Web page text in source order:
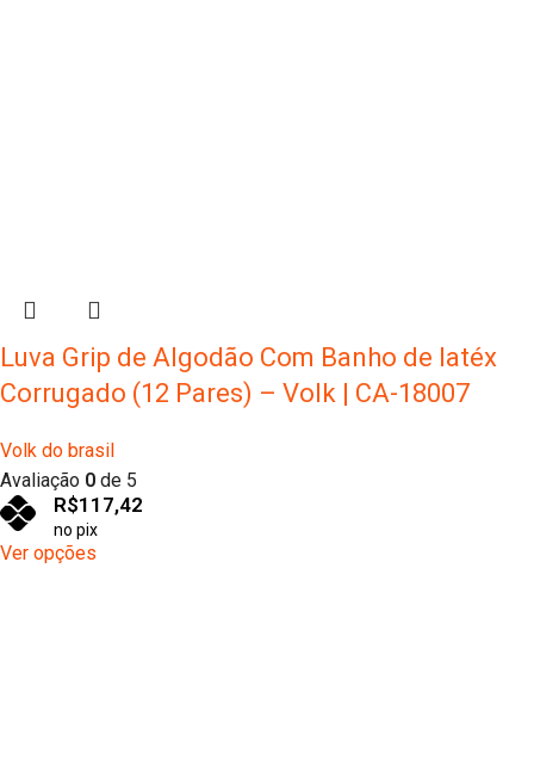
Luva Grip de Algodão Com Banho de latéx
Corrugado (12 Pares) – Volk | CA-18007
Volk do brasil
Avaliação 0 de 5
R$117,42
no pix
Ver opções